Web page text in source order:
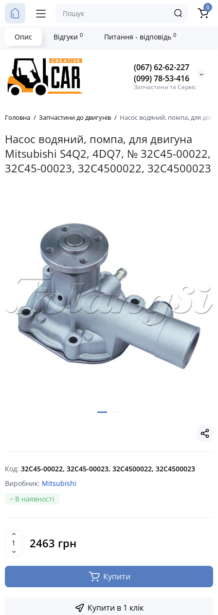
(067) 62-62-227
(099) 78-53-416
Запчастини та Сервіс
0
Головна Запчастини до двигунів Насос водяний, помпа, для
Насос водяний, помпа, для двигуна
Mitsubishi S4Q2, 4DQ7, № 32C45-00022,
32C45-00023, 32C4500022, 32C4500023
Код: 32C45-00022, 32C45-00023, 32C4500022, 32C4500023
Виробник: Mitsubishi
В наявності
2463 грн
Купити
Купити в 1 клік
Опис Відгуки 0 Питання - відповідь 0